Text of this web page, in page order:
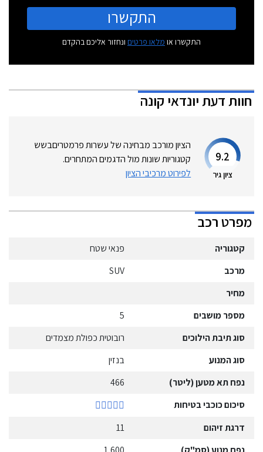
התקשרו
התקשרו או מלאו פרטים ונחזור אליכם בהקדם
חוות דעתיונדאי קונה
9.2
ציון גיר
הציון מורכב מבחינה של עשרות פרמטריםבשש
קטגוריות שונות מול הדגמים המתחרים.
לפירוט מרכיבי הציון
מפרט רכב
קטגוריה
פנאי שטח
מרכב
SUV
מחיר
מספר מושבים
5
סוג תיבת הילוכים
רובוטית כפולת מצמדים
סוג המנוע
בנזין
נפח תא מטען (ליטר)
466
סיכום כוכבי בטיחות
דרגת זיהום
11